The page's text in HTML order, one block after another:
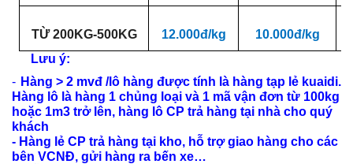
TỪ 200KG-500KG 12.000đ/kg
10.000đ/kg
Lưu ý:
- Hàng > 2 mvđ /lô hàng được tính là hàng tạp lẻ kuaidi.
Hàng lô là hàng 1 chủng loại và 1 mã vận đơn từ 100kg
hoặc 1m3 trở lên, hàng lô CP trả hàng tại nhà cho quý
khách
- Hàng lẻ CP trả hàng tại kho, hỗ trợ giao hàng cho các
bên VCNĐ, gửi hàng ra bến xe…